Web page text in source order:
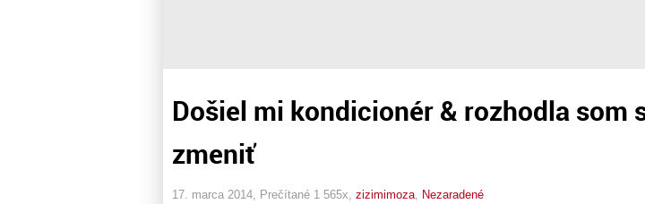
Došiel mi kondicionér & rozhodla som
zmeniť
17. marca 2014, Prečítané 1 565x, zizimimoza Nezaradené